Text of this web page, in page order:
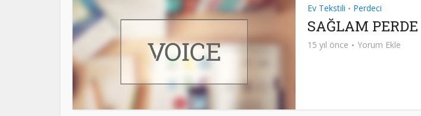
Ev Tekstili • Perdeci
SAĞLAM PERDE
15 yıl önce Yorum Ekle